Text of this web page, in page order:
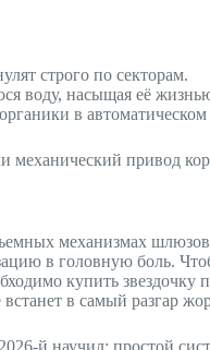
строго по секторам.
воду, насыщая её
в
механический привод
механизмах
в головную боль.
купить звездочку
в самый разгар
й научил: простой